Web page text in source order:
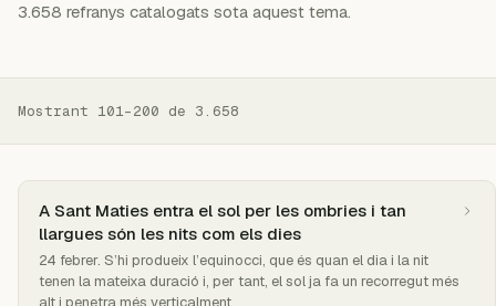
3.658 refranys catalogats sota aquest tema.
Mostrant 101–200 de 3.658
A Sant Maties entra el sol per les ombries i tan
llargues són les nits com els dies
24 febrer. S’hi produeix l’equinocci, que és quan el dia i la nit
tenen la mateixa duració i, per tant, el sol ja fa un recorregut més
alt i penetra més verticalment